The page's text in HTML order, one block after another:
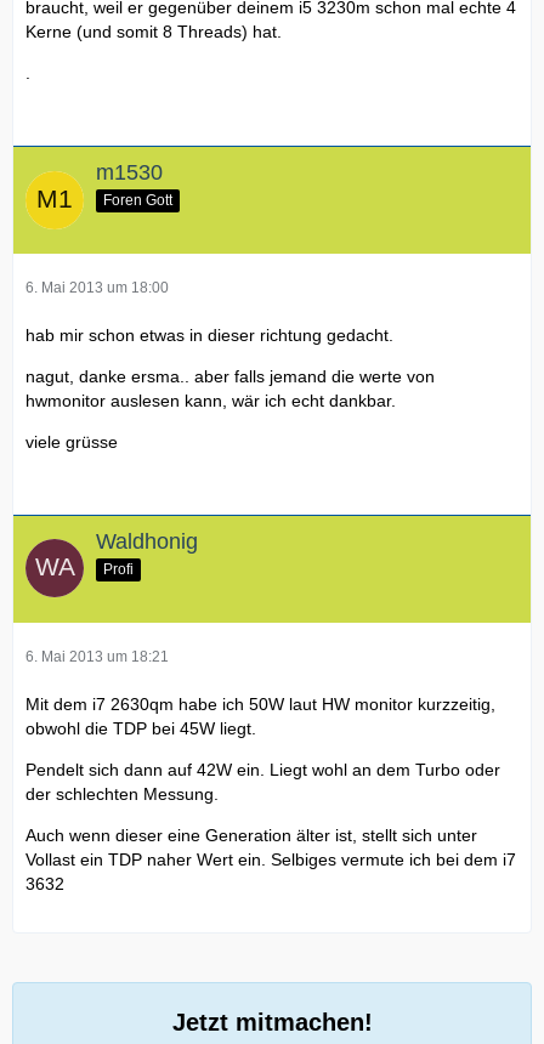
braucht, weil er gegenüber deinem i5 3230m schon mal echte 4
Kerne (und somit 8 Threads) hat.
m1530
Foren Gott
6. Mai 2013 um 18:00
hab mir schon etwas in dieser richtung gedacht.
nagut, danke ersma.. aber falls jemand die werte von
hwmonitor auslesen kann, wär ich echt dankbar.
viele grüsse
Waldhonig
Profi
6. Mai 2013 um 18:21
Mit dem i7 2630qm habe ich 50W laut HW monitor kurzzeitig,
obwohl die TDP bei 45W liegt.
Pendelt sich dann auf 42W ein. Liegt wohl an dem Turbo oder
der schlechten Messung.
Auch wenn dieser eine Generation älter ist, stellt sich unter
Vollast ein TDP naher Wert ein. Selbiges vermute ich bei dem i7
3632
Jetzt mitmachen!